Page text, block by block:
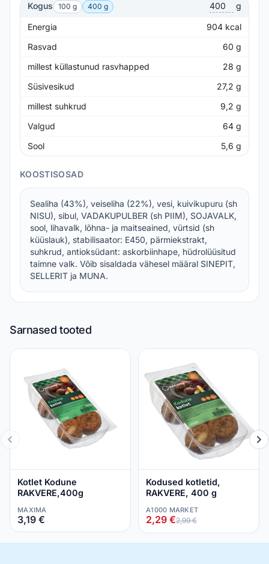
Kogus 100 g 400 g g
Energia 904 kcal
Rasvad
60 g
millest küllastunud rasvhapped
28 g
Süsivesikud
27,2 g
millest suhkrud
9,2 g
Valgud
64 g
Sool
5,6 g
KOOSTISOSAD
Sealiha (43%), veiseliha (22%), vesi, kuivikupuru (sh
NISU), sibul, VADAKUPULBER (sh PIIM), SOJAVALK,
sool, lihavalk, lõhna- ja maitseained, vürtsid (sh
küüslauk), stabilisaator: E450, pärmiekstrakt,
suhkrud, antioksüdant: askorbiinhape, hüdrolüüsitud
taimne valk. Võib sisaldada vähesel määral SINEPIT,
SELLERIT ja MUNA.
Sarnased tooted
Kotlet Kodune
RAKVERE,400g
MAXIMA
3,19 €
Kodused kotletid,
RAKVERE, 400 g
A1000 MARKET
2,29 €2,99 €